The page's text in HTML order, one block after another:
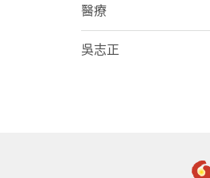
醫療
吳志正